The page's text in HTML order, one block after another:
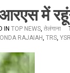
में
IN TOP NEWS, तेलंगाना
RAJAIAH, TRS,